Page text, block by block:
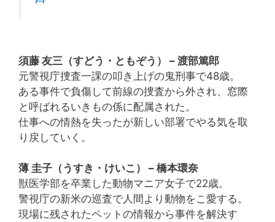
須藤 友三（すどう・ともぞう） – 渡部篤郎
元警視庁捜査一課の叩き上げの鬼刑事で48歳。
ある事件で負傷して前線の捜査から外され、窓際
と呼ばれるいきもの係に配属された。
仕事への情熱を失ったが新しい部署でやる気を取
り戻していく。
薄 圭子（うすき・けいこ） – 橋本環奈
獣医学部を卒業した動物マニア女子で22歳。
警視庁の新米の巡査で人間より動物をこ愛する。
現場に残されたペットの情報から事件を解決す